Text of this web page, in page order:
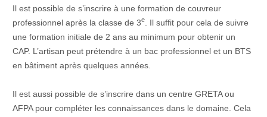
Il est possible de s’inscrire à une formation de couvreur
professionnel après la classe de 3e. Il suffit pour cela de suivre
une formation initiale de 2 ans au minimum pour obtenir un
CAP. L’artisan peut prétendre à un bac professionnel et un BTS
en bâtiment après quelques années.
Il est aussi possible de s’inscrire dans un centre GRETA ou
AFPA pour compléter les connaissances dans le domaine. Cela